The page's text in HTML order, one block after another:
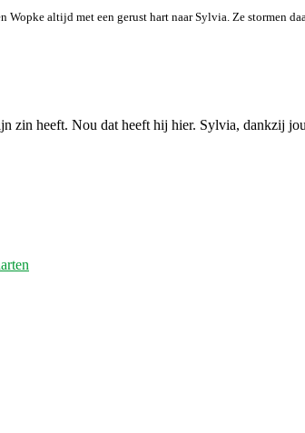
altijd met een gerust hart naar Sylvia. Ze stormen
zin heeft. Nou dat heeft hij hier. Sylvia, dankzij